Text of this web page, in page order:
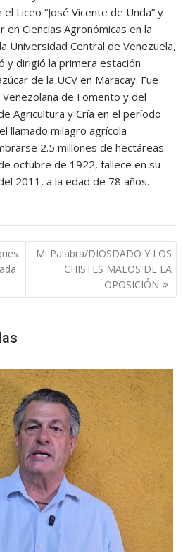
Liceo “José Vicente de Unda” y
Ciencias Agronómicas en la
Universidad Central de Venezuela,
y dirigió la primera estación
de la UCV en Maracay. Fue
de Fomento y del
Agricultura y Cría en el período
llamado milagro agrícola
2.5 millones de hectáreas.
octubre de 1922, fallece en su
2011, a la edad de 78 años.
Mi Palabra/DIOSDADO Y LOS
CHISTES MALOS DE LA
OPOSICIÓN